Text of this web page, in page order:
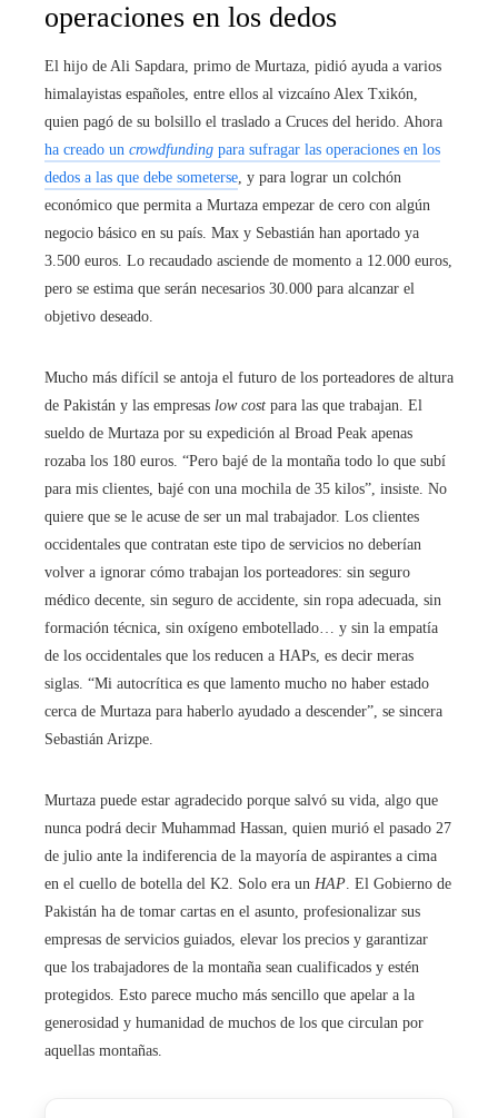
operaciones en los dedos
El hijo de Ali Sapdara, primo de Murtaza, pidió ayuda a varios
himalayistas españoles, entre ellos al vizcaíno Alex Txikón,
quien pagó de su bolsillo el traslado a Cruces del herido. Ahora
ha creado un crowdfunding para sufragar las operaciones en los
dedos a las que debe someterse, y para lograr un colchón
económico que permita a Murtaza empezar de cero con algún
negocio básico en su país. Max y Sebastián han aportado ya
3.500 euros. Lo recaudado asciende de momento a 12.000 euros,
pero se estima que serán necesarios 30.000 para alcanzar el
objetivo deseado.
Mucho más difícil se antoja el futuro de los porteadores de altura
de Pakistán y las empresas low cost para las que trabajan. El
sueldo de Murtaza por su expedición al Broad Peak apenas
rozaba los 180 euros. “Pero bajé de la montaña todo lo que subí
para mis clientes, bajé con una mochila de 35 kilos”, insiste. No
quiere que se le acuse de ser un mal trabajador. Los clientes
occidentales que contratan este tipo de servicios no deberían
volver a ignorar cómo trabajan los porteadores: sin seguro
médico decente, sin seguro de accidente, sin ropa adecuada, sin
formación técnica, sin oxígeno embotellado… y sin la empatía
de los occidentales que los reducen a HAPs, es decir meras
siglas. “Mi autocrítica es que lamento mucho no haber estado
cerca de Murtaza para haberlo ayudado a descender”, se sincera
Sebastián Arizpe.
Murtaza puede estar agradecido porque salvó su vida, algo que
nunca podrá decir Muhammad Hassan, quien murió el pasado 27
de julio ante la indiferencia de la mayoría de aspirantes a cima
en el cuello de botella del K2. Solo era un HAP. El Gobierno de
Pakistán ha de tomar cartas en el asunto, profesionalizar sus
empresas de servicios guiados, elevar los precios y garantizar
que los trabajadores de la montaña sean cualificados y estén
protegidos. Esto parece mucho más sencillo que apelar a la
generosidad y humanidad de muchos de los que circulan por
aquellas montañas.